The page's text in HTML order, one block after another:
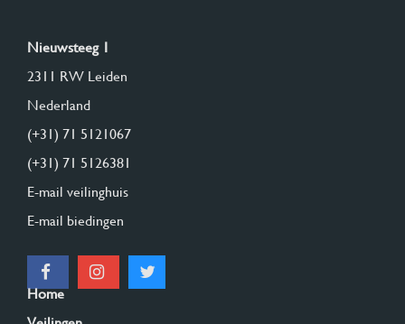
Nieuwsteeg 1
2311 RW Leiden
Nederland
(+31) 71 5121067
(+31) 71 5126381
E-mail veilinghuis
E-mail biedingen
Home